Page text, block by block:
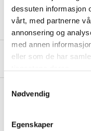
dessuten informasjon
vårt, med partnerne
annonsering og
med annen
eller som de har
Nødvendig
Egenskaper
About the